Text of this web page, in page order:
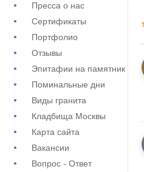
Пресса о нас
Сертификаты
Портфолио
Отзывы
Эпитафии на памятник
Поминальные дни
Виды гранита
Кладбища Москвы
Карта сайта
Вакансии
Вопрос - Ответ